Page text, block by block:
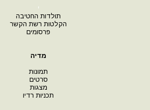
י
תולדות החטיבה
הקלטות רשת הקשר
פרסומים
מדיה
תמונות
סרטים
מצגות
תכניות רדיו